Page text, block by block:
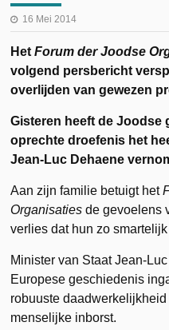
16 Mei 2014
HetForum der Joodse
volgend persbericht
overlijden van gewezen
Gisteren heeft de Joodse
oprechte droefenis het
Jean-Luc Dehaene
Aan zijn familie betuigt het
Organisaties de gevoelens
verlies dat hun zo
Minister van Staat Jean-
Europese geschiedenis
robuuste
menselijke inborst.